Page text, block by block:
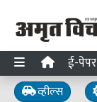
ई-पेपर
व्हील्स